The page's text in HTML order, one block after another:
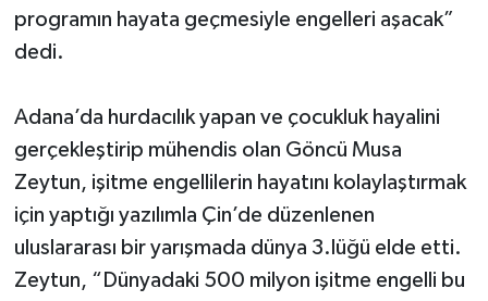
programın hayata geçmesiyle engelleri aşacak”
dedi.
Adana’da hurdacılık yapan ve çocukluk hayalini
gerçekleştirip mühendis olan Göncü Musa
Zeytun, işitme engellilerin hayatını kolaylaştırmak
için yaptığı yazılımla Çin’de düzenlenen
uluslararası bir yarışmada dünya 3.lüğü elde etti.
Zeytun, “Dünyadaki 500 milyon işitme engelli bu